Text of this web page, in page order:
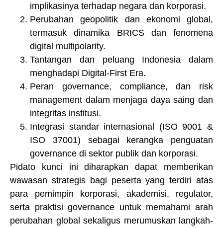
implikasinya terhadap negara dan korporasi.
Perubahan geopolitik dan ekonomi global,
termasuk dinamika BRICS dan fenomena
digital multipolarity.
Tantangan dan peluang Indonesia dalam
menghadapi Digital-First Era.
Peran governance, compliance, dan risk
management dalam menjaga daya saing dan
integritas institusi.
Integrasi standar internasional (ISO 9001 &
ISO 37001) sebagai kerangka penguatan
governance di sektor publik dan korporasi.
Pidato kunci ini diharapkan dapat memberikan
wawasan strategis bagi peserta yang terdiri atas
para pemimpin korporasi, akademisi, regulator,
serta praktisi governance untuk memahami arah
perubahan global sekaligus merumuskan langkah-